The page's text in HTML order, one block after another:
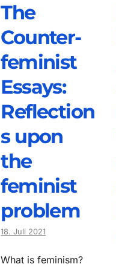
The
Counter­
feminist
Essays:
Reflection
s upon
the
feminist
problem
18. Juli 2021
What is feminism?